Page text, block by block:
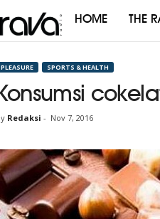
Brava
HOME THE
PLEASURE SPORTS & HEALTH
Redaksi - Nov 7, 2016